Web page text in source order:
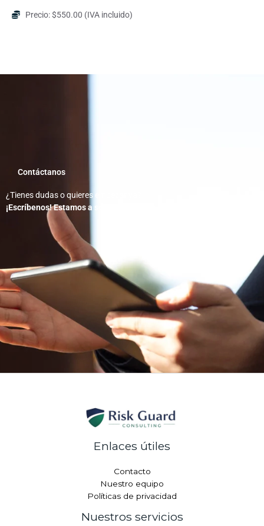
Precio: $550.00 (IVA incluido)
Contáctanos
¿Tienes dudas o quieres empezar ya?
¡Escríbenos! Estamos a solo un mensaje de ayudarte a crecer.
Enlaces útiles
Contacto
Nuestro equipo
Políticas de privacidad
Nuestros servicios